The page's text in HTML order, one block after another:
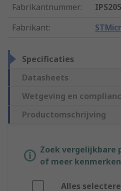
Fabrikantnummer:
Fabrikant:
Specificaties
Datasheets
Wetgeving en
Productomschrijving
Zoek vergelijkbare
of meer
Alles